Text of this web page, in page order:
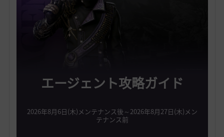
エージェント攻略ガイド
2026年8月6日(木)メンテナンス後～2026年8月27日(木)メン
テナンス前